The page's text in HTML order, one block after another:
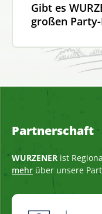
Gibt es
großen
Partnerschaft
WURZENER ist
mehr über unsere